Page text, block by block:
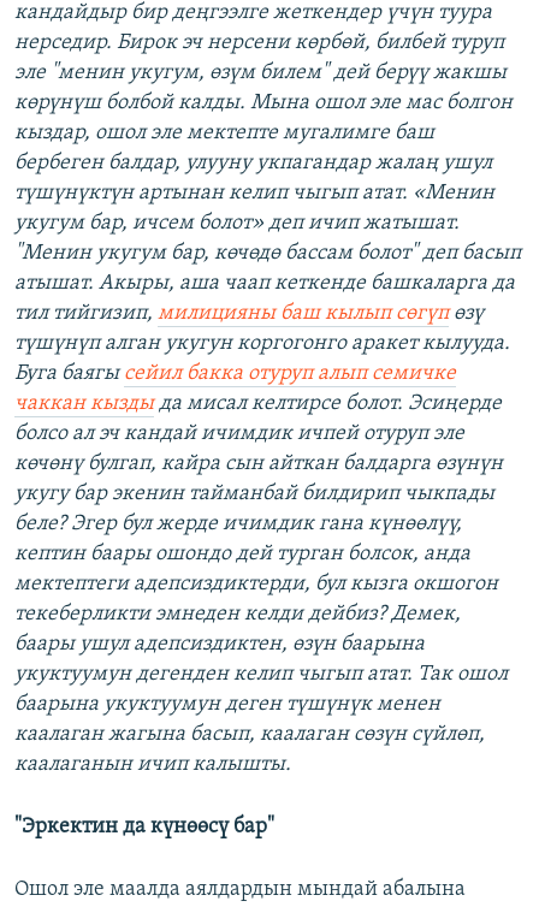
кандайдыр бир деңгээлге жеткендер үчүн туура
нерседир. Бирок эч нерсени көрбөй, билбей туруп
эле "менин укугум, өзүм билем" дей берүү жакшы
көрүнүш болбой калды. Мына ошол эле мас болгон
кыздар, ошол эле мектепте мугалимге баш
бербеген балдар, улууну укпагандар жалаң ушул
түшүнүктүн артынан келип чыгып атат. «Менин
укугум бар, ичсем болот» деп ичип жатышат.
"Менин укугум бар, көчөдө бассам болот" деп басып
атышат. Акыры, аша чаап кеткенде башкаларга да
тил тийгизип, милицияны баш кылып сөгүпөзү
түшүнүп алган укугун коргогонго аракет кылууда.
Буга баягысейил бакка отуруп алып семичке
чаккан кыздыда мисал келтирсе болот. Эсиңерде
болсо ал эч кандай ичимдик ичпей отуруп эле
көчөнү булгап, кайра сын айткан балдарга өзүнүн
укугу бар экенин тайманбай билдирип чыкпады
беле? Эгер бул жерде ичимдик гана күнөөлүү,
кептин баары ошондо дей турган болсок, анда
мектептеги адепсиздиктерди, бул кызга окшогон
текеберликти эмнеден келди дейбиз? Демек,
баары ушул адепсиздиктен, өзүн баарына
укуктуумун дегенден келип чыгып атат. Так ошол
баарына укуктуумун деген түшүнүк менен
каалаган жагына басып, каалаган сөзүн сүйлөп,
каалаганын ичип калышты.
"Эркектин да күнөөсү бар"
Ошол эле маалда аялдардын мындай абалына